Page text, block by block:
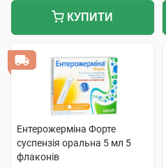
КУПИТИ
Ентерожерміна Форте
суспензія оральна 5 мл 5
флаконів